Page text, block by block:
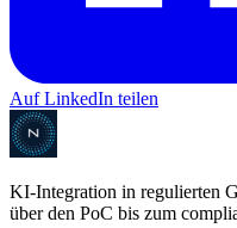
Auf LinkedIn teilen
KI-Integration in regulierten
über den PoC bis zum